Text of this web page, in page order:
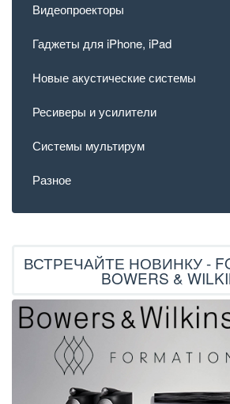
Видеопроекторы
Гаджеты для iPhone, iPad
Новые акустические системы
Ресиверы и усилители
Системы мультирум
Разное
ВСТРЕЧАЙТЕ НОВИНКУ -
BOWERS &